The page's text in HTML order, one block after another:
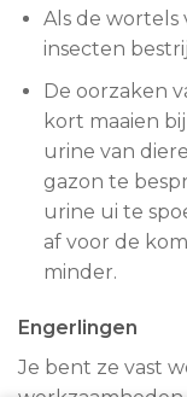
Als de wortels
insecten
De oorzaken
kort maaien
urine van
gazon te
urine ui te
af voor de
minder.
Engerlingen
Je bent ze vast